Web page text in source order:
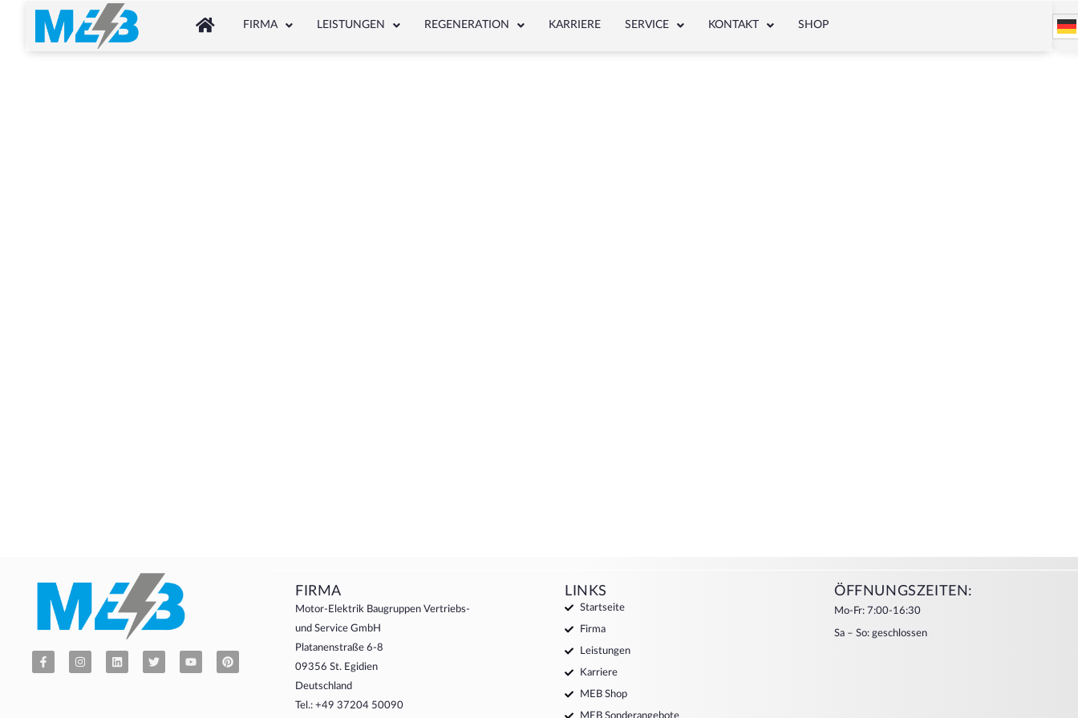
FIRMA LEISTUNGEN REGENERATION KARRIERE SERVICE KONTAKT SHOP
FIRMA
Motor-Elektrik Baugruppen Vertriebs-
und Service GmbH
Platanenstraße 6-8
09356 St. Egidien
Deutschland
Tel.: +49 37204 50090
LINKS
Startseite
Firma
Leistungen
Karriere
MEB Shop
ÖFFNUNGSZEITEN:
Mo-Fr: 7:00-16:30
Sa – So: geschlossen